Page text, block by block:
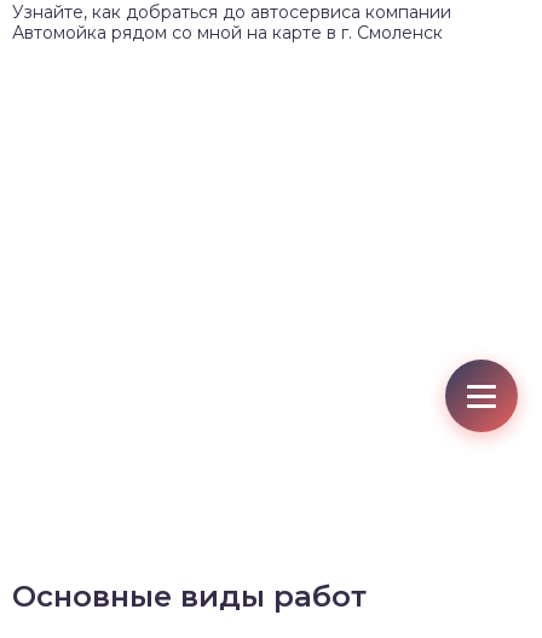
Узнайте, как добраться до автосервиса компании
Автомойка рядом со мной на карте в г. Смоленск
Основные виды работ